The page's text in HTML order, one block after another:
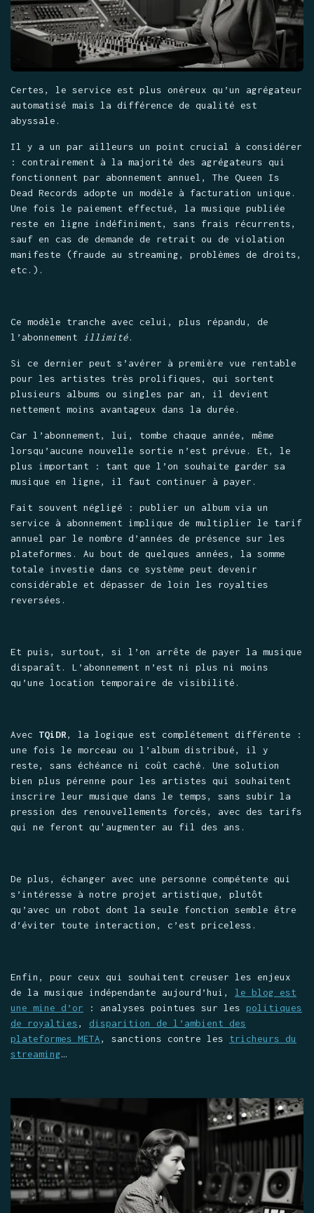
Certes, le service est plus onéreux qu’un agrégateur
automatisé mais la différence de qualité est
abyssale.
Il y a un par ailleurs un point crucial à considérer
: contrairement à la majorité des agrégateurs qui
fonctionnent par abonnement annuel, The Queen Is
Dead Records adopte un modèle à facturation unique.
Une fois le paiement effectué, la musique publiée
reste en ligne indéfiniment, sans frais récurrents,
sauf en cas de demande de retrait ou de violation
manifeste (fraude au streaming, problèmes de droits,
etc.).
Ce modèle tranche avec celui, plus répandu, de
l’abonnement
illimité.
Si ce dernier peut s’avérer à première vue rentable
pour les artistes très prolifiques, qui sortent
plusieurs albums ou singles par an, il devient
nettement moins avantageux dans la durée.
Car l’abonnement, lui, tombe chaque année, même
lorsqu’aucune nouvelle sortie n’est prévue. Et, le
plus important : tant que l’on souhaite garder sa
musique en ligne, il faut continuer à payer.
Fait souvent négligé : publier un album via un
service à abonnement implique de multiplier le tarif
annuel par le nombre d’années de présence sur les
plateformes. Au bout de quelques années, la somme
totale investie dans ce système peut devenir
considérable et dépasser de loin les royalties
reversées.
Et puis, surtout, si l’on arrête de payer la musique
disparaît. L’abonnement n’est ni plus ni moins
qu’une location temporaire de visibilité.
Avec TQiDR, la logique est complétement différente :
une fois le morceau ou l’album distribué, il y
reste, sans échéance ni coût caché. Une solution
bien plus pérenne pour les artistes qui souhaitent
inscrire leur musique dans le temps, sans subir la
pression des renouvellements forcés, avec des tarifs
qui ne feront qu'augmenter au fil des ans.
De plus, échanger avec une personne compétente qui
s’intéresse à notre projet artistique, plutôt
qu’avec un robot dont la seule fonction semble être
d’éviter toute interaction, c’est priceless.
Enfin, pour ceux qui souhaitent creuser les enjeux
de la musique indépendante aujourd’hui, le blog est
une mine d’or : analyses pointues sur les politiques
de royalties, disparition de l’ambient des
plateformes META, sanctions contre les tricheurs du
streaming…